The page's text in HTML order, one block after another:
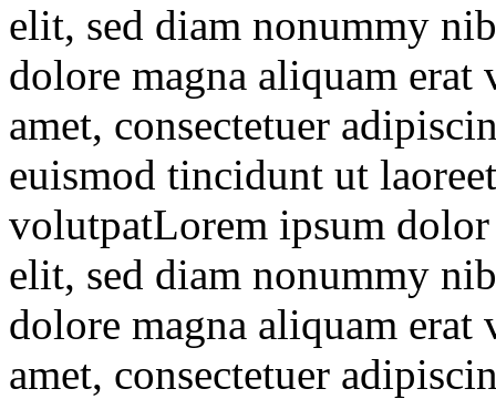
elit, sed diam nonummy
dolore magna aliquam
amet, consectetuer
euismod tincidunt ut
volutpatLorem ipsum
elit, sed diam nonummy
dolore magna aliquam
amet, consectetuer